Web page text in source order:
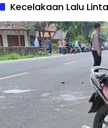
Kecelakaan Lalu